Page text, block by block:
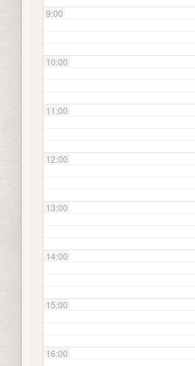
9:00
10:00
11:00
12:00
13:00
14:00
15:00
16:00